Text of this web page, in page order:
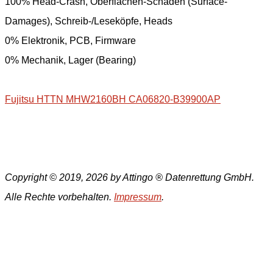
Damages), Schreib-/Leseköpfe, Heads
0% Elektronik, PCB, Firmware
0% Mechanik, Lager (Bearing)
Fujitsu HTTN MHW2160BH CA06820-B39900AP
Copyright © 2019, 2026 by Attingo ® Datenrettung GmbH.
Alle Rechte vorbehalten. Impressum.